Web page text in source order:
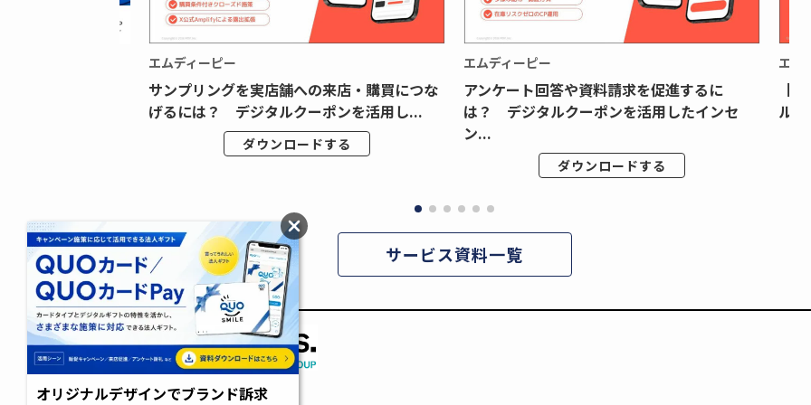
エムディーピー
サンプリングを実店舗への来店・購買につな
げるには？ デジタルクーポンを活用し...
ダウンロードする
エムディーピー
アンケート回答や資料請求を促進するに
は？ デジタルクーポンを活用したインセ
ン...
ダウンロードする
エム
【
ル
サービス資料一覧
オリジナルデザインでブランド訴求